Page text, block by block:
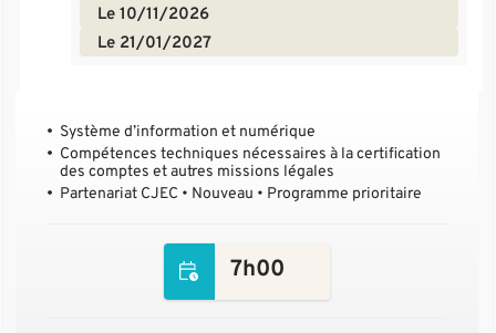
Le 10/11/2026
Le 21/01/2027
Système d’information et numérique
Compétences techniques nécessaires à la certification
des comptes et autres missions légales
Partenariat CJEC • Nouveau • Programme prioritaire
7h00